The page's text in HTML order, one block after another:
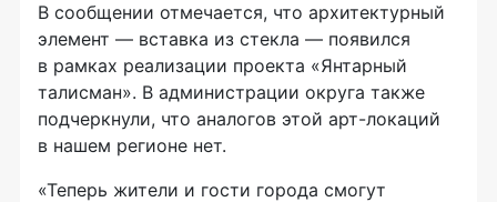
В сообщении отмечается, что архитектурный
элемент — вставка из стекла — появился
в рамках реализации проекта «Янтарный
талисман». В администрации округа также
подчеркнули, что аналогов этой арт-локаций
в нашем регионе нет.
«Теперь жители и гости города смогут